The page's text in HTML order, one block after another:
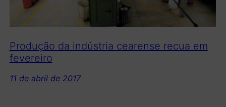
Produção da indústria cearense recua em
fevereiro
11 de abril de 2017